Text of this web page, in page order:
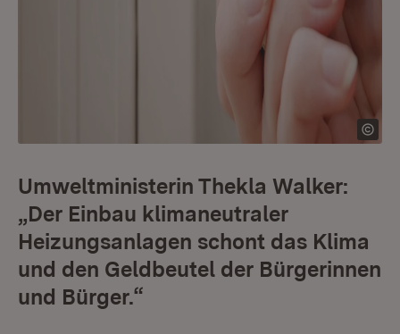
Umweltministerin Thekla Walker:
„Der Einbau klimaneutraler
Heizungsanlagen schont das Klima
und den Geldbeutel der Bürgerinnen
und Bürger.“